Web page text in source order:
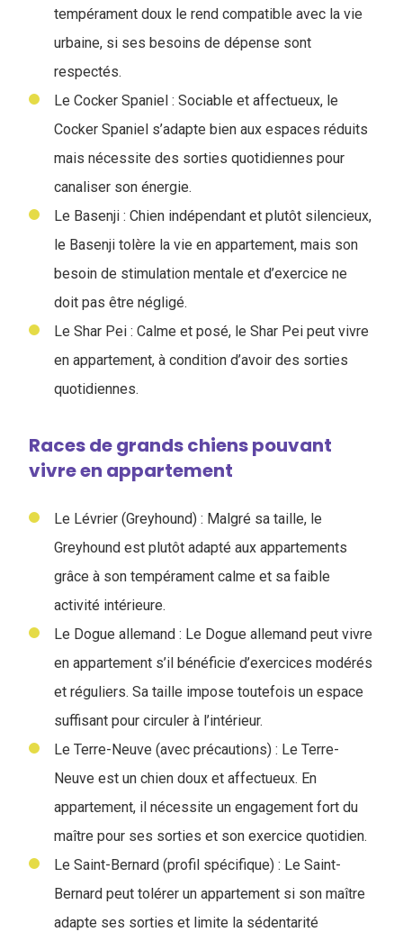
tempérament doux le rend compatible avec la vie
urbaine, si ses besoins de dépense sont
respectés.
Le Cocker Spaniel : Sociable et affectueux, le
Cocker Spaniel s’adapte bien aux espaces réduits
mais nécessite des sorties quotidiennes pour
canaliser son énergie.
Le Basenji : Chien indépendant et plutôt silencieux,
le Basenji tolère la vie en appartement, mais son
besoin de stimulation mentale et d’exercice ne
doit pas être négligé.
Le Shar Pei : Calme et posé, le Shar Pei peut vivre
en appartement, à condition d’avoir des sorties
quotidiennes.
Races de grands chiens pouvant
vivre en appartement
Le Lévrier (Greyhound) : Malgré sa taille, le
Greyhound est plutôt adapté aux appartements
grâce à son tempérament calme et sa faible
activité intérieure.
Le Dogue allemand : Le Dogue allemand peut vivre
en appartement s’il bénéficie d’exercices modérés
et réguliers. Sa taille impose toutefois un espace
suffisant pour circuler à l’intérieur.
Le Terre-Neuve (avec précautions) : Le Terre-
Neuve est un chien doux et affectueux. En
appartement, il nécessite un engagement fort du
maître pour ses sorties et son exercice quotidien.
Le Saint-Bernard (profil spécifique) : Le Saint-
Bernard peut tolérer un appartement si son maître
adapte ses sorties et limite la sédentarité